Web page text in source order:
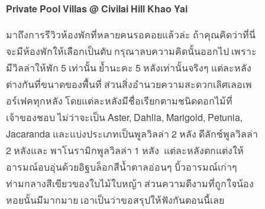
Private Pool Villas @ Civilai Hill Khao Yai
มาถึงการรีวิวห้องพักที่หลายคนรอคอยแล้วล่ะ ถ้าคุณคิดว่าที่นี่
จะมีห้องพักให้เลือกเป็นตับ กรุณาลบความคิดนั้นออกไป เพราะ
มีวิลล่าให้พัก 5 เท่านั้น ย้ำนะคะ 5 หลังเท่านั้นจริงๆ แต่ละหลัง
ต่างกันที่ขนาดของพื้นที่ ส่วนสิ่งอำนวยความสะดวกเลิศเลอเพ
อร์เฟคทุกหลัง โดยแต่ละหลังมีชื่อเรียกตามชนิดดอกไม้ที่
เจ้าของชอบ ไม่ว่าจะเป็น Aster, Dahlia, Marigold, Petunia,
Jacaranda และแบ่งประเภทเป็นพูลวิลล่า 2 หลัง ดีลักซ์พูลวิลล่า
2 หลังและ พาโนรามิกพูลวิลล่า 1 หลัง แต่ละหลังตกแต่งให้
อารมณ์อบอุ่นด้วยอิฐบล็อกสีน้ำตาลอ่อนๆ บิ้วอารมณ์เก่าๆ
ท่ามกลางสีเขียวของใบไม้ใบหญ้า ส่วนความดีงามที่ถูกใจน้อง
หอยนั้นมีมากมาย เอาเป็นว่าขอสรุปให้ฟังกันตอนนี้เลย